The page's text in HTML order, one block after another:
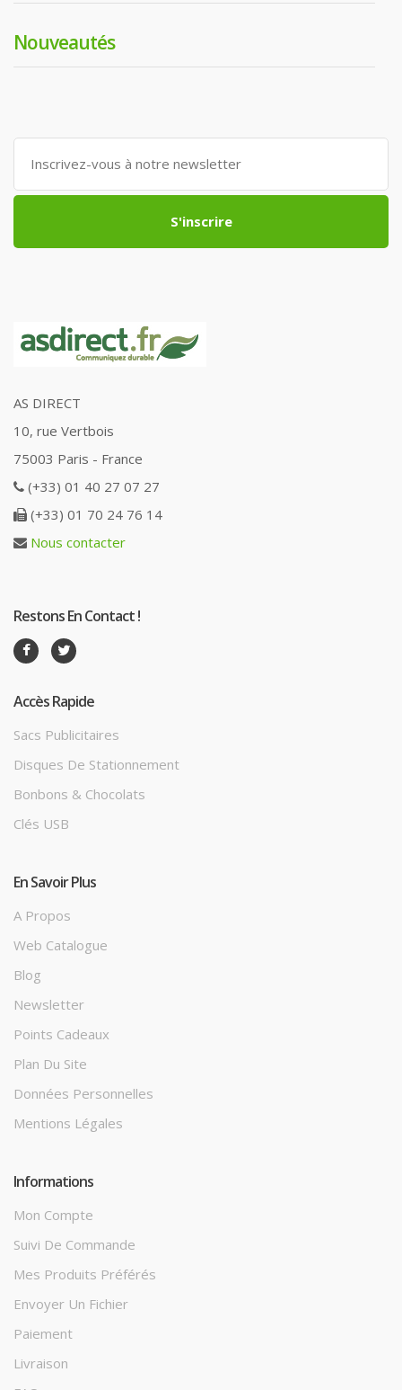
Nouveautés
S'inscrire
AS DIRECT
10, rue Vertbois
75003 Paris - France
(+33) 01 40 27 07 27
(+33) 01 70 24 76 14
Nous contacter
Restons En Contact !
Accès Rapide
Sacs Publicitaires
Disques De Stationnement
Bonbons & Chocolats
Clés USB
En Savoir Plus
A Propos
Web Catalogue
Blog
Newsletter
Points Cadeaux
Plan Du Site
Données Personnelles
Mentions Légales
Informations
Mon Compte
Suivi De Commande
Mes Produits Préférés
Envoyer Un Fichier
Paiement
Livraison